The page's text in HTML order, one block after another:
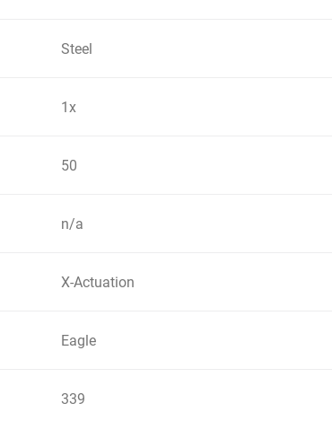
Steel
1x
50
n/a
X-Actuation
Eagle
339